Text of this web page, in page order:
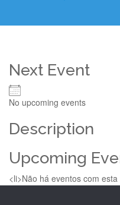
Next Event
No upcoming events
Description
Upcoming
<li>Não há eventos com esta